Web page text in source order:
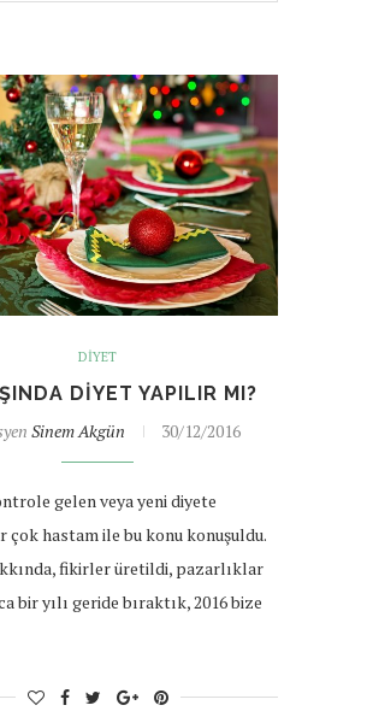
DIYET
DIYET YAPILIR MI?
Sinem Akgün 30/12/2016
gelen veya yeni diyete
çok hastam ile bu konu konuşuldu.
fikirler üretildi, pazarlıklar
bir yılı geride bıraktık, 2016 bize